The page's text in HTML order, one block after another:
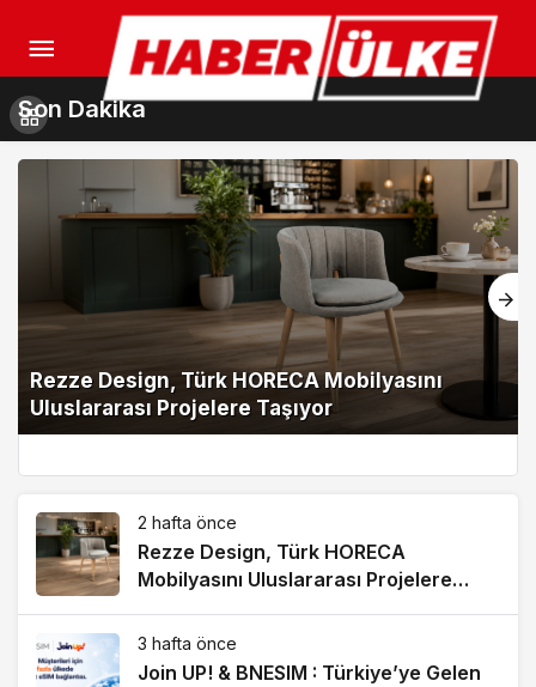
Son Dakika
Rezze Design, Türk HORECA Mobilyasını
Uluslararası Projelere Taşıyor
2 hafta önce
Rezze Design, Türk HORECA
Mobilyasını Uluslararası Projelere
3 hafta önce
Join UP! & BNESIM : Türkiye’ye Gelen